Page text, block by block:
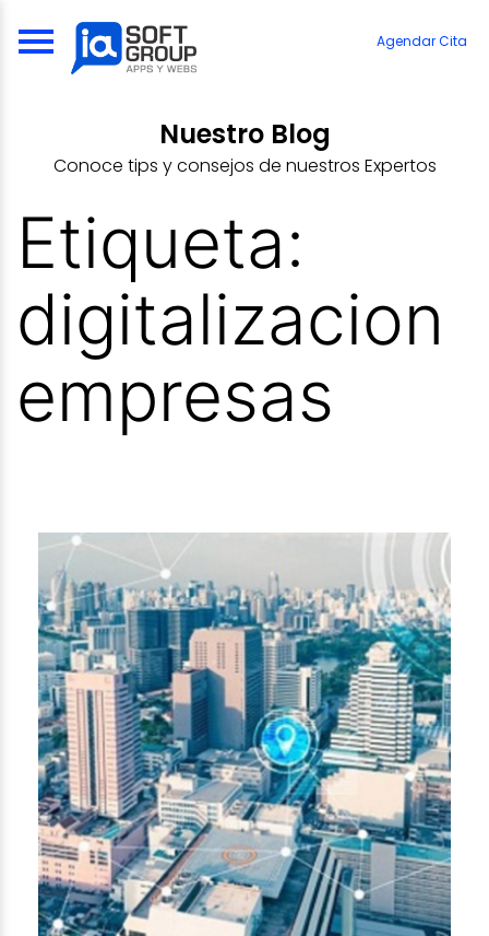
Agendar Cita
Nuestro Blog
Conoce tips y consejos de nuestros Expertos
Etiqueta:
digitalizacion
empresas